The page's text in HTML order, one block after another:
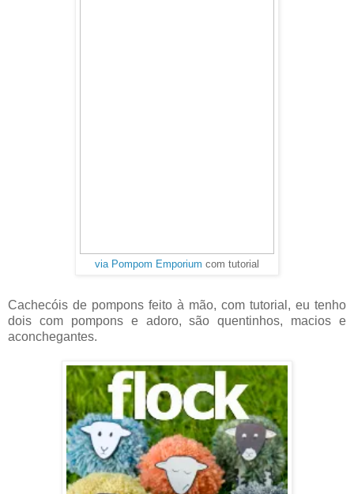
via Pompom Emporium com tutorial
Cachecóis de pompons feito à mão, com tutorial, eu tenho
dois com pompons e adoro, são quentinhos, macios e
aconchegantes.